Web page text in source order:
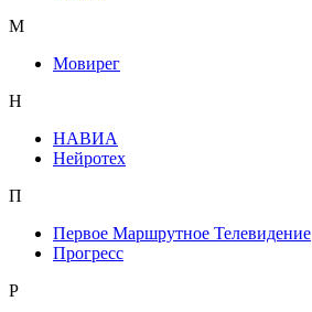
М
Мовирег
Н
НАВИА
Нейротех
П
Первое Маршрутное Телевидение
Прогресс
Р